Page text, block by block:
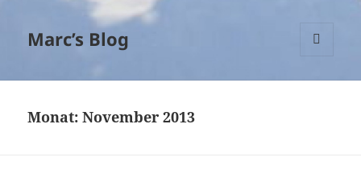
Marc’s Blog
Monat:November 2013